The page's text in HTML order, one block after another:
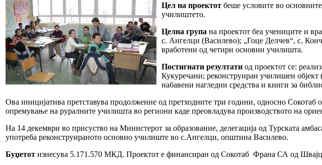
Цел на проектот беше условите во
училиштето.
Целна група на проектот беа учениците и
с. Ангелци (Василево); „Гоце Делчев“, с.
вработени од четири основни училишта.
Постигнати резултати од проектот се:
Кукуречани; реконструиран училишен
набавени нагледни средства и книги за
Овa иницијатива претставува продолжение од претходните три години, односно
опремување на руралните училишта во региони каде преовладува производството на
На 14 декември во присуство на Министерот за образование, делегација од Турската
употреба реконструираното основно училиште во с.Ангелци, општина Василево.
Буџетот изнесува 5.171.570 МКД. Проектот е финансиран од Сокотаб Франа СА од